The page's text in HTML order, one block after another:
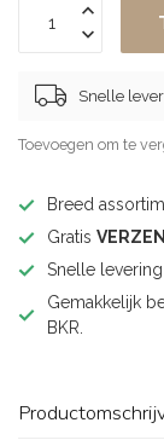
Snelle
Toevoegen om te
Breed
Gratis
Snelle
Gemakkelijk
BKR.